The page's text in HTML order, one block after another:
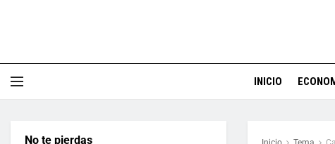
INICIO
No te pierdas